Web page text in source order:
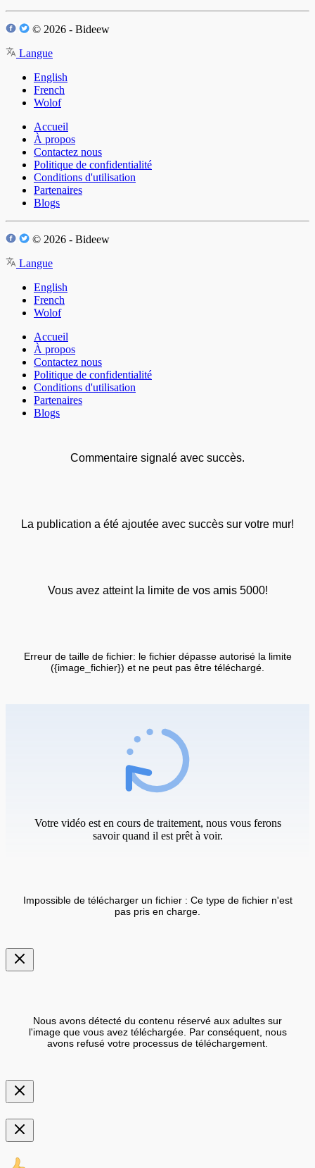
© 2026 - Bideew
Langue
English
French
Wolof
Accueil
À propos
Contactez nous
Politique de confidentialité
Conditions d'utilisation
Partenaires
Blogs
© 2026 - Bideew
Langue
English
French
Wolof
Accueil
À propos
Contactez nous
Politique de confidentialité
Conditions d'utilisation
Partenaires
Blogs
Commentaire signalé avec succès.
La publication a été ajoutée avec succès sur votre mur!
Vous avez atteint la limite de vos amis 5000!
Erreur de taille de fichier: le fichier dépasse autorisé la limite
({image_fichier}) et ne peut pas être téléchargé.
Votre vidéo est en cours de traitement, nous vous ferons
savoir quand il est prêt à voir.
Impossible de télécharger un fichier : Ce type de fichier n'est
pas pris en charge.
Nous avons détecté du contenu réservé aux adultes sur
l'image que vous avez téléchargée. Par conséquent, nous
avons refusé votre processus de téléchargement.